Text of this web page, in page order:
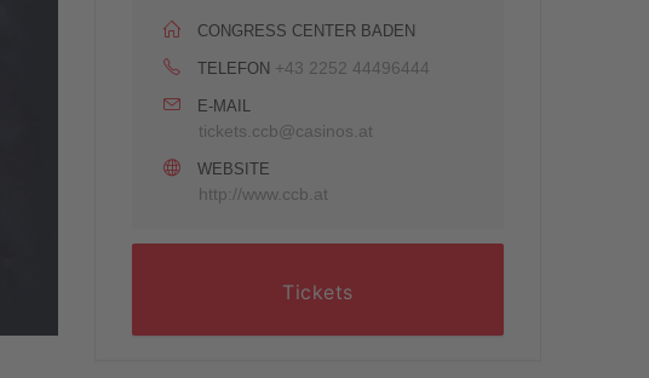
CONGRESS CENTER BADEN
TELEFON +43 2252 44496444
E-MAIL
tickets.ccb@casinos.at
WEBSITE
http://www.ccb.at
Tickets